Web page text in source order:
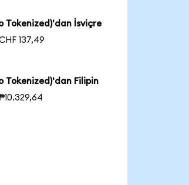
Tokenized)'dan İsviçre
137,49
Tokenized)'dan Filipin